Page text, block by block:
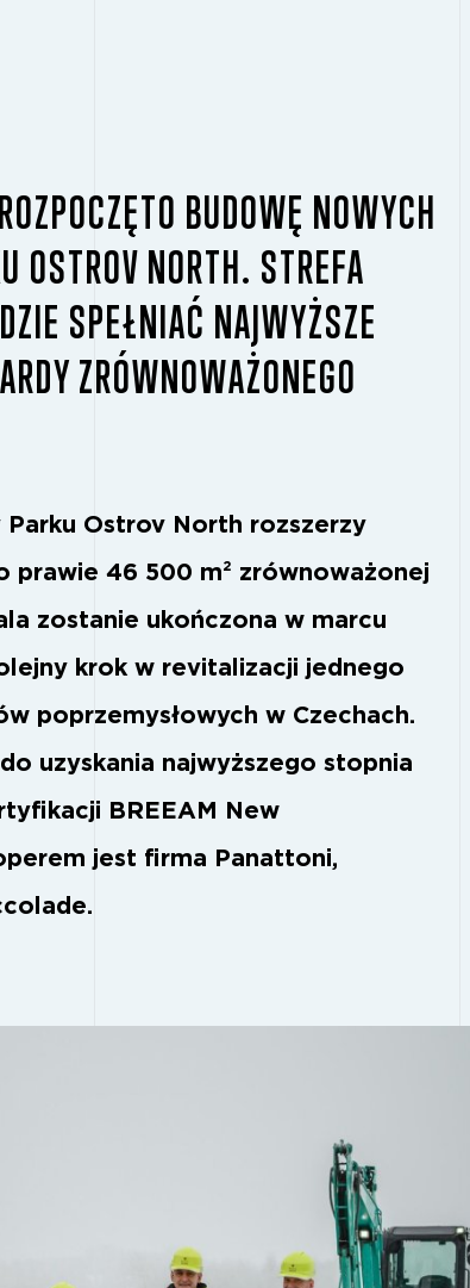
BUDOWĘ NOWYCH
OSTROV NORTH. STREFA
SPEŁNIAĆ NAJWYŻSZE
ZRÓWNOWAŻONEGO
Ostrov North rozszerzy
prawie 46 500 m² zrównoważonej
zostanie ukończona w marcu
krok w revitalizacji jednego
poprzemysłowych w Czechach.
uzyskania najwyższego stopnia
BREEAM New
jest firma Panattoni,